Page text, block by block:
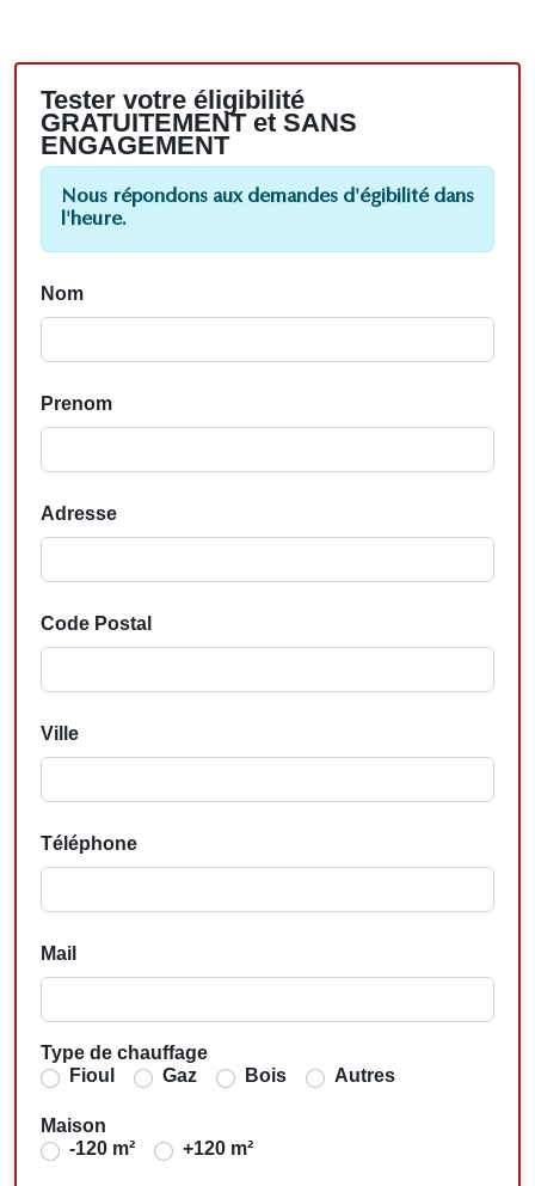
Tester votre éligibilité
GRATUITEMENT et SANS
ENGAGEMENT
Nous répondons aux demandes d'égibilité dans
l'heure.
Nom
Prenom
Adresse
Code Postal
Ville
Téléphone
Mail
Type de chauffage
Fioul
Gaz Bois Autres
Maison
-120 m²
+120 m²